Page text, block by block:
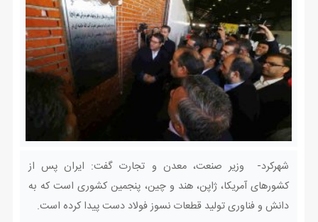
شهرکرد- وزیر صنعت، معدن و تجارت گفت: ایران پس از
کشورهای آمریکا، ژاپن، هند و چین، پنجمین کشوری است که به
دانش و فناوری تولید قطعات نسوز فولاد دست پیدا کرده است.